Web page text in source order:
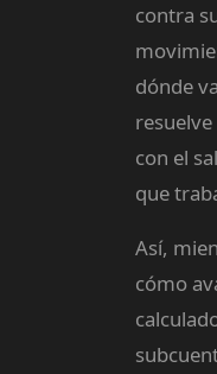
contra
dónde
con el
que
Así,
cómo